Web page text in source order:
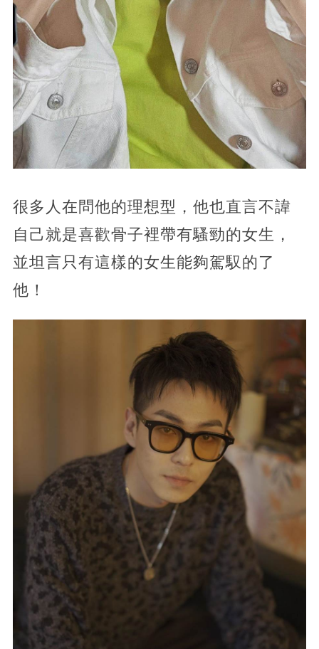
很多人在問他的理想型，他也直言不諱
自己就是喜歡骨子裡帶有騷勁的女生，
並坦言只有這樣的女生能夠駕馭的了
他！